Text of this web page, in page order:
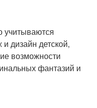
учитываются
дизайн детской,
возможности
фантазий и